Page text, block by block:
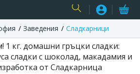
USER
Заведения Сладкарници
1 кг. домашни гръцки сладки:
сладки с шоколад, макадамия и
от Сладкарница